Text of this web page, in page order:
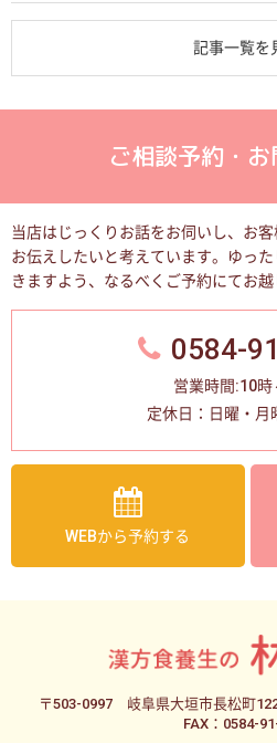
記事一覧を
ご相談予約・
当店はじっくりお話をお伺いし、お
お伝えしたいと考えています。
ゆっ
きますよう、なるべくご予約にてお越
0584-
営業時間:10時
定休日：日曜・月
WEBから予約する
〒503-0997 岐阜県大垣市長松町
FAX：0584-